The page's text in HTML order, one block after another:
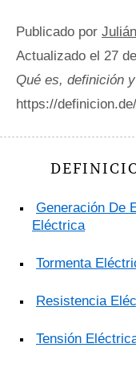
Publicado por
Actualizado el 27
Qué es, definición
https://
Generación De
Eléctrica
Tormenta
Resistencia
Tensión